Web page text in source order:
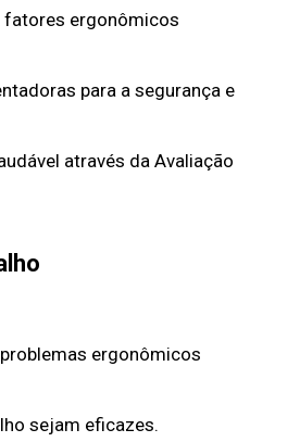
ergonômicos
para a segurança e
através da Avaliação
ergonômicos
sejam eficazes.